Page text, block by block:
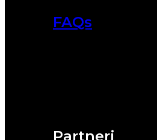
Partneri
FAQs